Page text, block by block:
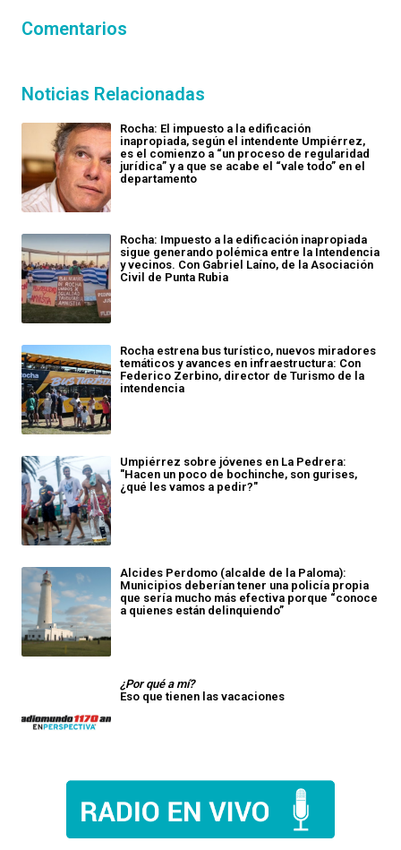
Comentarios
Noticias Relacionadas
Rocha: El impuesto a la edificación
inapropiada, según el intendente Umpiérrez,
es el comienzo a “un proceso de regularidad
jurídica” y a que se acabe el “vale todo” en el
departamento
Rocha: Impuesto a la edificación inapropiada
sigue generando polémica entre la Intendencia
y vecinos. Con Gabriel Laíno, de la Asociación
Civil de Punta Rubia
Rocha estrena bus turístico, nuevos miradores
temáticos y avances en infraestructura: Con
Federico Zerbino, director de Turismo de la
intendencia
Umpiérrez sobre jóvenes en La Pedrera:
"Hacen un poco de bochinche, son gurises,
¿qué les vamos a pedir?"
Alcides Perdomo (alcalde de la Paloma):
Municipios deberían tener una policía propia
que sería mucho más efectiva porque “conoce
a quienes están delinquiendo”
¿Por qué a mí?
Eso que tienen las vacaciones